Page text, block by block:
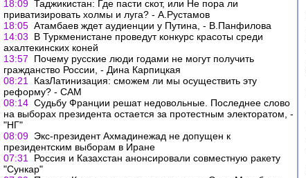
18:09 Таджикистан: Где пасти скот, или Не пора ли
приватизировать холмы и луга? - А.Рустамов
18:05 Атамбаев ждет аудиенции у Путина, - В.Панфилова
14:03
В Туркменистане проведут конкурс красоты среди
ахалтекинских коней
13:57
Почему русские люди годами не могут получить
гражданство России, - Дина Карпицкая
08:21
КазЛатинизация: сможем ли мы осуществить эту
реформу? - САМ
08:14 Судьбу Франции решат недовольные. Последнее слово
на выборах президента остается за протестным электоратом, -
"НГ"
08:09 Экс-президент Ахмадинежад не допущен к
президентским выборам в Иране
07:31
Россия и Казахстан анонсировали совместную ракету
"Сункар"